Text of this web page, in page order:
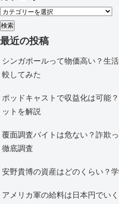
検索
最近の投稿
シンガポールって物価高い？生
較してみた
ポッドキャストで収益化は可能
ットを解説
覆面調査バイトは危ない？詐欺
徹底調査
安野貴博の資産はどのくらい？
アメリカ軍の給料は日本円でい